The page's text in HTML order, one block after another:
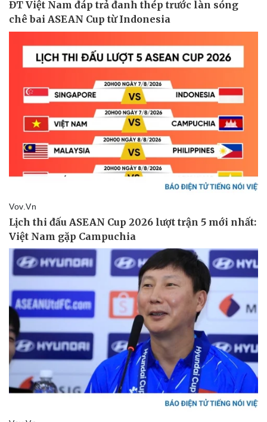
Văn hóa
Sân khấu - Điện ảnh
Văn học
Âm nhạc
Di sản
Giải trí
Nghệ sĩ
Thời trang
Sao Việt